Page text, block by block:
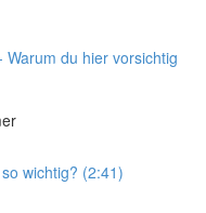
du hier vorsichtig
wichtig? (2:41)